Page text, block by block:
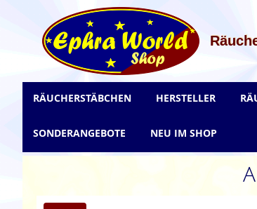
Inhalt
springen
Zum
RÄUCHERSTÄBCHEN HERSTELLER
SONDERANGEBOTE NEU IM SHOP